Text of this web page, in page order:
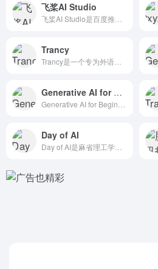
飞桨AI Studio
Trancy
Generative AI for Beginners
Day of AI